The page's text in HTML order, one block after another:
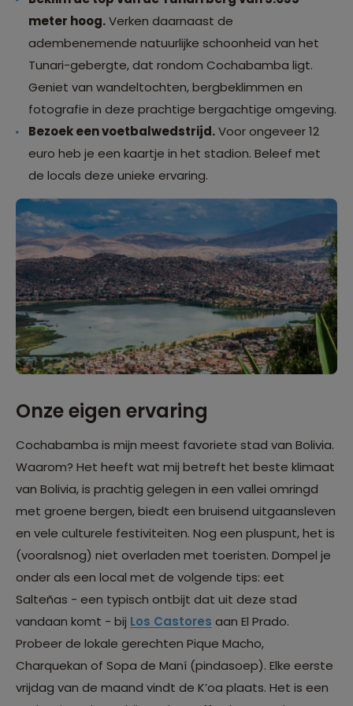
meter hoog.Verken daarnaast de
adembenemende natuurlijke schoonheid van het
Tunari-gebergte, dat rondom Cochabamba ligt.
Geniet van wandeltochten, bergbeklimmen en
fotografie in deze prachtige bergachtige omgeving.
Bezoek een voetbalwedstrijd.Voor ongeveer 12
euro heb je een kaartje in het stadion. Beleef met
de locals deze unieke ervaring.
Onze eigen ervaring
Cochabamba is mijn meest favoriete stad van Bolivia.
Waarom? Het heeft wat mij betreft het beste klimaat
van Bolivia, is prachtig gelegen in een vallei omringd
met groene bergen, biedt een bruisend uitgaansleven
en vele culturele festiviteiten. Nog een pluspunt, het is
(vooralsnog) niet overladen met toeristen. Dompel je
onder als een local met de volgende tips: eet
Salteñas - een typisch ontbijt dat uit deze stad
vandaan komt - bij Los Castores aan El Prado.
Probeer de lokale gerechten Pique Macho,
Charquekan of Sopa de Maní (pindasoep). Elke eerste
vrijdag van de maand vindt de K’oa plaats. Het is een